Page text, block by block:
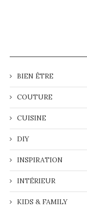
BIEN ÊTRE
COUTURE
CUISINE
DIY
INSPIRATION
INTÉRIEUR
KIDS & FAMILY